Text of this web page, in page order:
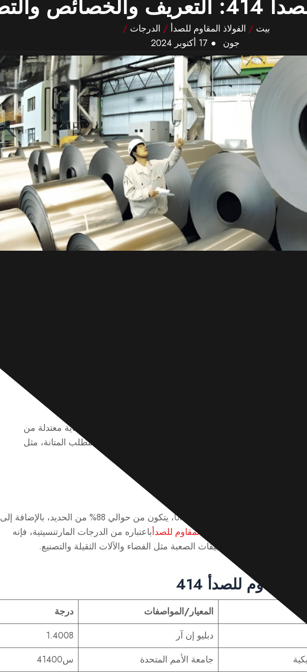
بيت / الفولاذ المقاوم للصدأ / الدرجات /
جون
17 أكتوبر 2024
الفولاذ المقاوم للصدأ 414 عبارة عن سبيكة عالية القوة تتمتع بمقاومة ممتازة للتآكل وحماية معتدلة من
تركيبته وخصائصه الرئيسية وتطبيقاته في الصناعات التي تتطلب المتانة، مثل
الفولاذ المقاوم للصدأ 414، والذي يُسمى أيضًا UNS S41400، يتكون من حوالي 88% من الحديد، بالإضافة إلى
باعتباره من الدرجات المارتنسيتية، فإنه
ويُستخدم في التطبيقات الصعبة مثل الفضاء والآلات الثقيلة والتصنيع.
المقاوم للصدأ 414
المعيار/المواصفات
درجة
دبليو إن آر
1.4008
جامعة الأمم المتحدة
س41400